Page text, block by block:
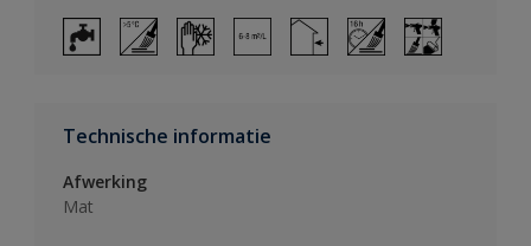
Technische informatie
Afwerking
Mat